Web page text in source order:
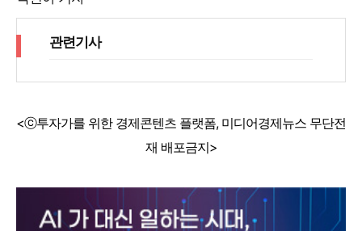
관련기사
<ⓒ투자가를 위한 경제콘텐츠 플랫폼, 미디어경제뉴스 무단전
재 배포금지>